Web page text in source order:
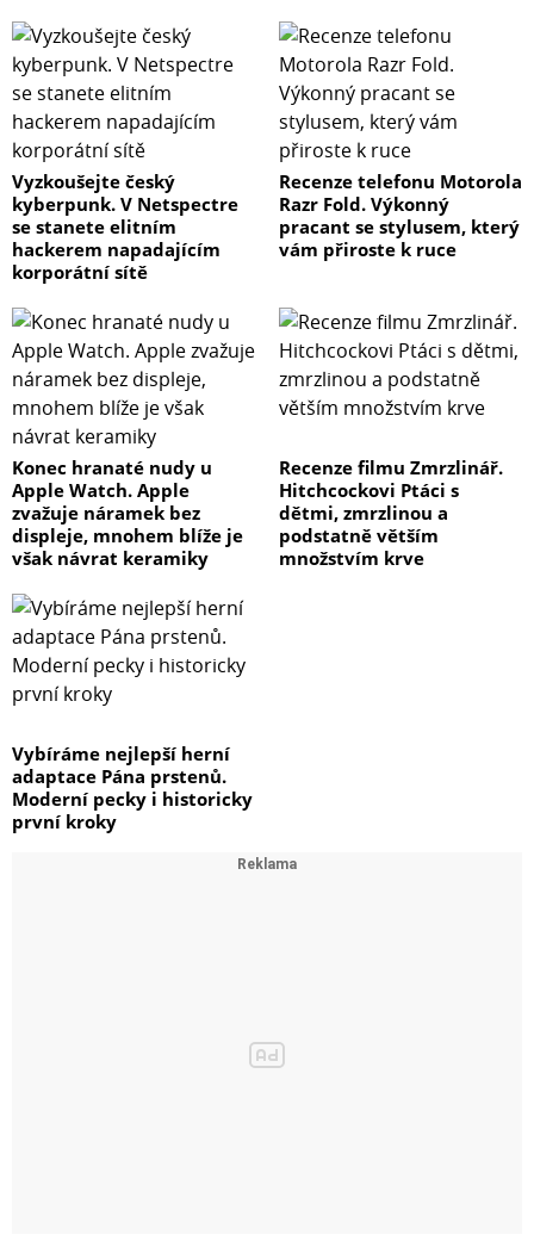
Vyzkoušejte český
kyberpunk. V Netspectre
se stanete elitním
hackerem napadajícím
korporátní sítě
Recenze telefonu Motorola
Razr Fold. Výkonný
pracant se stylusem, který
vám přiroste k ruce
Konec hranaté nudy u
Apple Watch. Apple
zvažuje náramek bez
displeje, mnohem blíže je
však návrat keramiky
Recenze filmu Zmrzlinář.
Hitchcockovi Ptáci s
dětmi, zmrzlinou a
podstatně větším
množstvím krve
Vybíráme nejlepší herní
adaptace Pána prstenů.
Moderní pecky i historicky
první kroky